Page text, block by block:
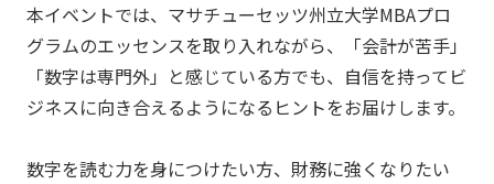
本イベントでは、マサチューセッツ州立大学MBAプロ
グラムのエッセンスを取り入れながら、「会計が苦手」
「数字は専門外」と感じている方でも、自信を持ってビ
ジネスに向き合えるようになるヒントをお届けします。
数字を読む力を身につけたい方、財務に強くなりたい